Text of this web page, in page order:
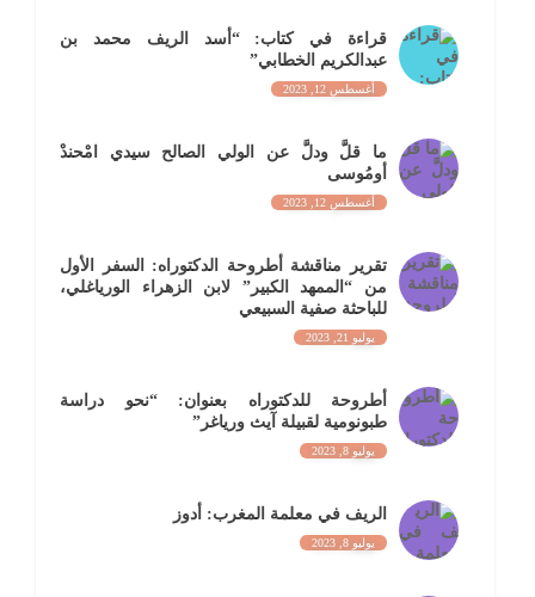
قراءة في كتاب: “أسد الريف محمد بن
عبدالكريم الخطابي”
أغسطس 12, 2023
ما قلَّ ودلَّ عن الولي الصالح سيدي امْحندْ
أومُوسى
أغسطس 12, 2023
تقرير مناقشة أطروحة الدكتوراه: السفر الأول
من “الممهد الكبير” لابن الزهراء الورياغلي،
للباحثة صفية السبيعي
يوليو 21, 2023
أطروحة للدكتوراه بعنوان: “نحو دراسة
طبونومية لقبيلة آيث ورياغر”
يوليو 8, 2023
الريف في معلمة المغرب: أدوز
يوليو 8, 2023